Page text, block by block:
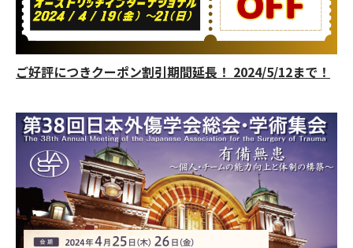
ご好評につきクーポン割引期間延長！ 2024/5/12まで！